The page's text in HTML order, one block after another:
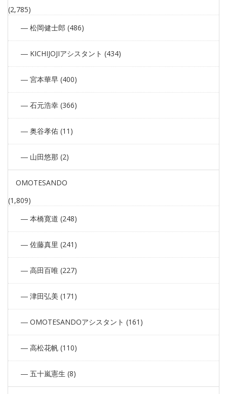
(2,785)
松岡健士郎 (486)
KICHIJOJIアシスタント (434)
宮本華早 (400)
石元浩幸 (366)
奥谷孝佑 (11)
山田悠那 (2)
OMOTESANDO
(1,809)
本橋寛道 (248)
佐藤真里 (241)
高田百唯 (227)
津田弘美 (171)
OMOTESANDOアシスタント (161)
高松花帆 (110)
五十嵐憲生 (8)